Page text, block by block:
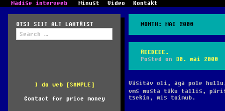
Madise interveeb Minust Video Kontakt
OTSI SIIT ALT LAHTRIST
Search
for:
I do web [SAMPLE]
Contact for price money
MONTH: MAI 2008
REEDEEE.
Posted on 30. mai 2008
Väsitav oli, aga pole hullu,
vms musta täku tallis,
tsekin, mis toimub.